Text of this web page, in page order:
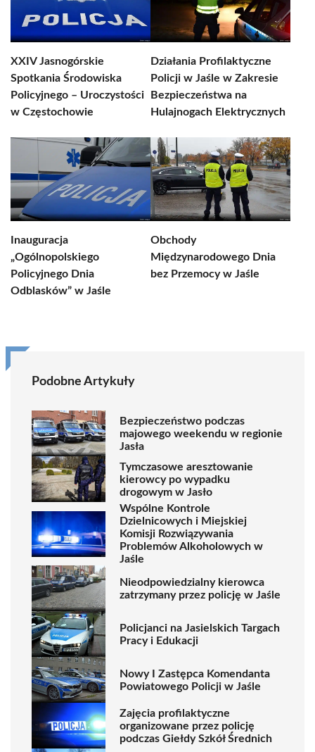
XXIV Jasnogórskie
Spotkania Środowiska
Policyjnego – Uroczystości
w Częstochowie
Działania Profilaktyczne
Policji w Jaśle w Zakresie
Bezpieczeństwa na
Hulajnogach Elektrycznych
Inauguracja
„Ogólnopolskiego
Policyjnego Dnia
Odblasków” w Jaśle
Obchody
Międzynarodowego Dnia
bez Przemocy w Jaśle
Podobne Artykuły
Bezpieczeństwo podczas
majowego weekendu w regionie
Jasła
Tymczasowe aresztowanie
kierowcy po wypadku
drogowym w Jasło
Wspólne Kontrole
Dzielnicowych i Miejskiej
Komisji Rozwiązywania
Problemów Alkoholowych w
Jaśle
Nieodpowiedzialny kierowca
zatrzymany przez policję w Jaśle
Policjanci na Jasielskich Targach
Pracy i Edukacji
Nowy I Zastępca Komendanta
Powiatowego Policji w Jaśle
Zajęcia profilaktyczne
organizowane przez policję
podczas Giełdy Szkół Średnich